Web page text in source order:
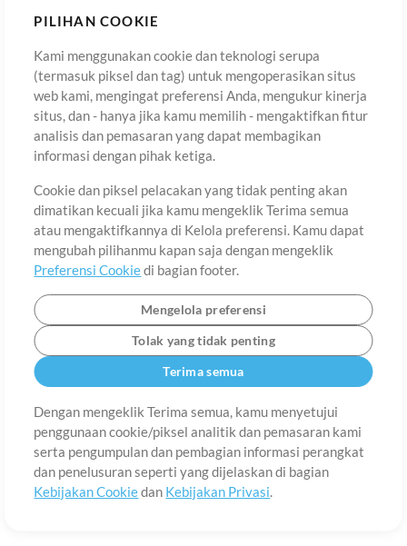
PILIHAN COOKIE
Kami menggunakan cookie dan teknologi serupa
(termasuk piksel dan tag) untuk mengoperasikan situs
web kami, mengingat preferensi Anda, mengukur kinerja
situs, dan - hanya jika kamu memilih - mengaktifkan fitur
analisis dan pemasaran yang dapat membagikan
informasi dengan pihak ketiga.
Cookie dan piksel pelacakan yang tidak penting akan
dimatikan kecuali jika kamu mengeklik Terima semua
atau mengaktifkannya di Kelola preferensi. Kamu dapat
mengubah pilihanmu kapan saja dengan mengeklik
Preferensi Cookiedi bagian footer.
Mengelola preferensi
Tolak yang tidak penting
Terima semua
Dengan mengeklik Terima semua, kamu menyetujui
penggunaan cookie/piksel analitik dan pemasaran kami
serta pengumpulan dan pembagian informasi perangkat
dan penelusuran seperti yang dijelaskan di bagian
Kebijakan Cookiedan Kebijakan Privasi.
DaftarLupa Kata Sandi? Masuk
Tentang Ketentuan Penggunaan Kebijakan Privasi
©2006-2026 oleh MultiTracks.com LLC. Semua Hak Cipta Dilindungi
Undang-Undang.